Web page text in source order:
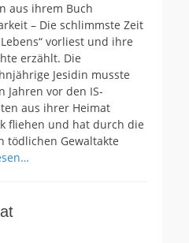
aus ihrem Buch
– Die schlimmste Zeit
vorliest und ihre
erzählt. Die
Jesidin musste
Jahren vor den IS-
aus ihrer Heimat
fliehen und hat durch die
tödlichen Gewaltakte